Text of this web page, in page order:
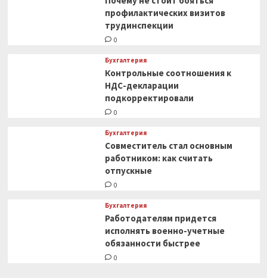
профилактических визитов
трудинспекции
0
Бухгалтерия
Контрольные соотношения к
НДС-декларации
подкорректировали
0
Бухгалтерия
Совместитель стал основным
работником: как считать
отпускные
0
Бухгалтерия
Работодателям придется
исполнять военно-учетные
обязанности быстрее
0